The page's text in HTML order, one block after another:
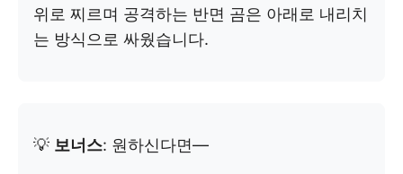
위로 찌르며 공격하는 반면 곰은 아래로 내리치
는 방식으로 싸웠습니다.
💡 보너스: 원하신다면—